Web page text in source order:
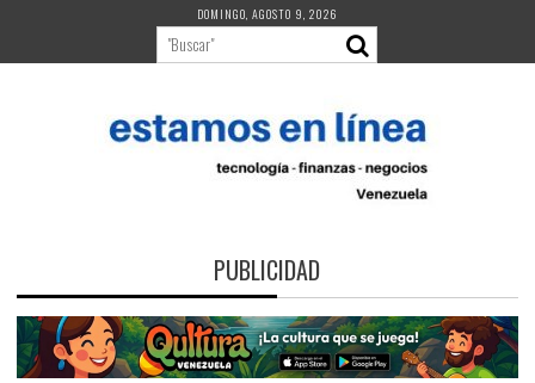
contenido
DOMINGO, AGOSTO 9, 2026
PUBLICIDAD